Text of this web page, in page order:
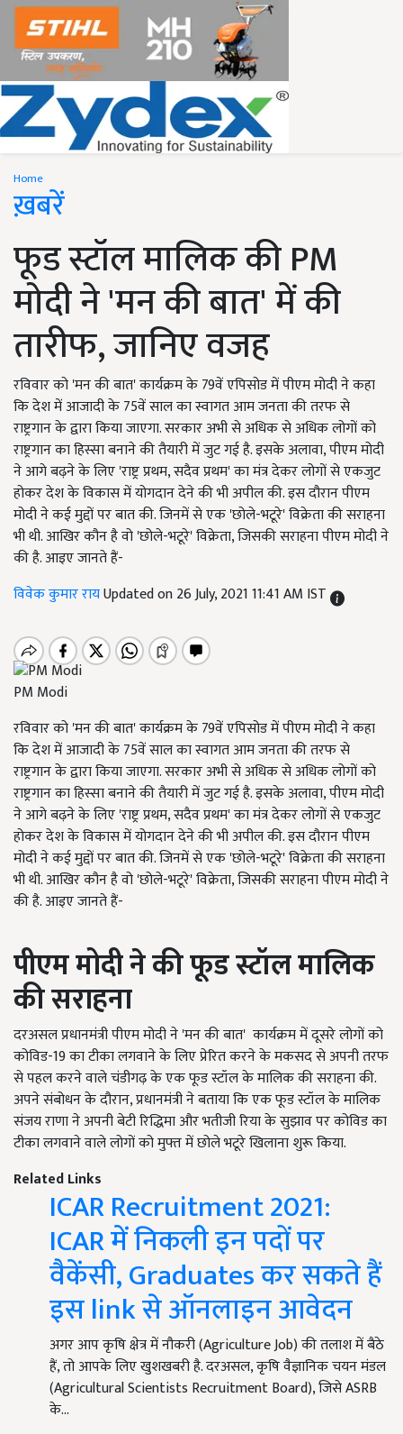
Home
ख़बरें
फूड स्टॉल मालिक की PM
मोदी ने 'मन की बात' में की
तारीफ, जानिए वजह
रविवार को 'मन की बात' कार्यक्रम के 79वें एपिसोड में पीएम मोदी ने कहा
कि देश में आजादी के 75वें साल का स्वागत आम जनता की तरफ से
राष्ट्रगान के द्वारा किया जाएगा. सरकार अभी से अधिक से अधिक लोगों को
राष्ट्रगान का हिस्सा बनाने की तैयारी में जुट गई है. इसके अलावा, पीएम मोदी
ने आगे बढ़ने के लिए 'राष्ट्र प्रथम, सदैव प्रथम' का मंत्र देकर लोगों से एकजुट
होकर देश के विकास में योगदान देने की भी अपील की. इस दौरान पीएम
मोदी ने कई मुद्दों पर बात की. जिनमें से एक 'छोले-भटूरे' विक्रेता की सराहना
भी थी. आखिर कौन है वो 'छोले-भटूरे' विक्रेता, जिसकी सराहना पीएम मोदी ने
की है. आइए जानते हैं-
विवेक कुमार रायUpdated on 26 July, 2021 11:41 AM IST
PM Modi
रविवार को 'मन की बात' कार्यक्रम के 79वें एपिसोड में पीएम मोदी ने कहा
कि देश में आजादी के 75वें साल का स्वागत आम जनता की तरफ से
राष्ट्रगान के द्वारा किया जाएगा. सरकार अभी से अधिक से अधिक लोगों को
राष्ट्रगान का हिस्सा बनाने की तैयारी में जुट गई है. इसके अलावा, पीएम मोदी
ने आगे बढ़ने के लिए 'राष्ट्र प्रथम, सदैव प्रथम' का मंत्र देकर लोगों से एकजुट
होकर देश के विकास में योगदान देने की भी अपील की. इस दौरान पीएम
मोदी ने कई मुद्दों पर बात की. जिनमें से एक 'छोले-भटूरे' विक्रेता की सराहना
भी थी. आखिर कौन है वो 'छोले-भटूरे' विक्रेता, जिसकी सराहना पीएम मोदी ने
की है. आइए जानते हैं-
पीएम मोदी ने कीफूड स्टॉल मालिक
की सराहना
दरअसल प्रधानमंत्री पीएम मोदी ने 'मन की बात' कार्यक्रम में दूसरे लोगों को
कोविड-19 का टीका लगवाने के लिए प्रेरित करने के मकसद से अपनी तरफ
से पहल करने वाले चंडीगढ़ के एक फूड स्टॉल के मालिक की सराहना की.
अपने संबोधन के दौरान, प्रधानमंत्री ने बताया कि एक फूड स्टॉल के मालिक
संजय राणा ने अपनी बेटी रिद्धिमा और भतीजी रिया के सुझाव पर कोविड का
टीका लगवाने वाले लोगों को मुफ्त में छोले भटूरे खिलाना शुरू किया.
Related Links
ICAR Recruitment 2021:
ICAR में निकली इन पदों पर
वैकेंसी, Graduates कर सकते हैं
इस link से ऑनलाइन आवेदन
अगर आप कृषि क्षेत्र में नौकरी (Agriculture Job) की तलाश में बैठे
हैं, तो आपके लिए खुशखबरी है. दरअसल, कृषि वैज्ञानिक चयन मंडल
(Agricultural Scientists Recruitment Board), जिसे ASRB
के…